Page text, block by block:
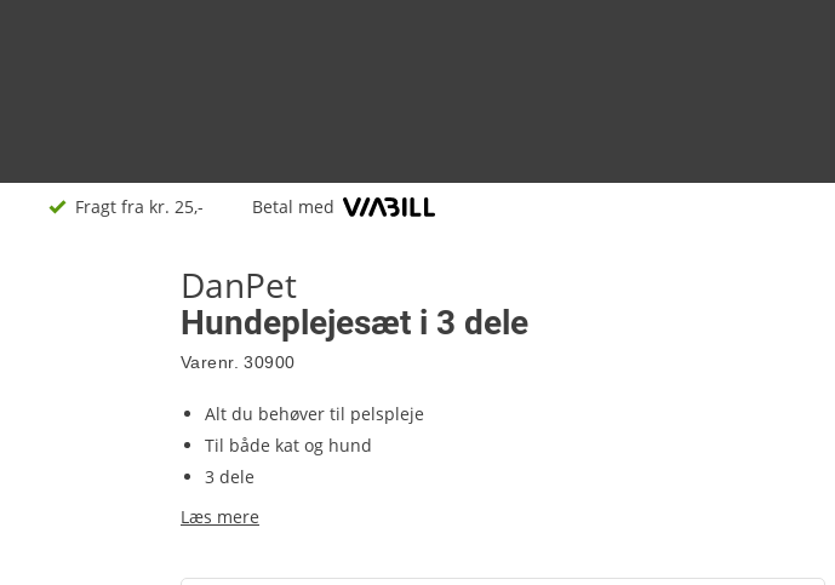
Fragt fra kr. 25,- Betal med
DanPet
Hundeplejesæt i 3 dele
Varenr. 30900
Alt du behøver til pelspleje
Til både kat og hund
3 dele
Læs mere